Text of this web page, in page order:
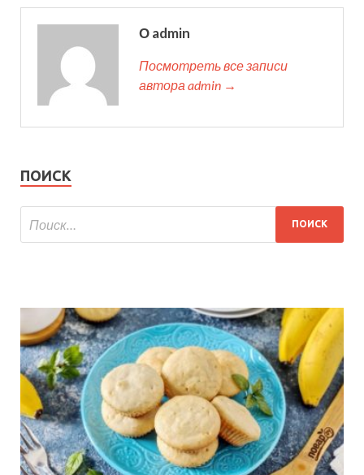
О admin
Посмотреть все записи
автора admin →
ПОИСК